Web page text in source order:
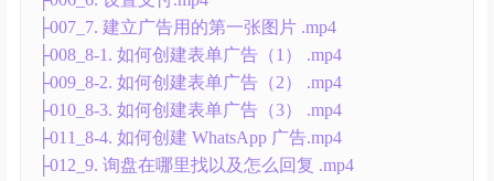
├007_7. 建立广告用的第一张图片 .mp4
├008_8-1. 如何创建表单广告（1） .mp4
├009_8-2. 如何创建表单广告（2） .mp4
├010_8-3. 如何创建表单广告（3） .mp4
├011_8-4. 如何创建 WhatsApp 广告.mp4
├012_9. 询盘在哪里找以及怎么回复 .mp4